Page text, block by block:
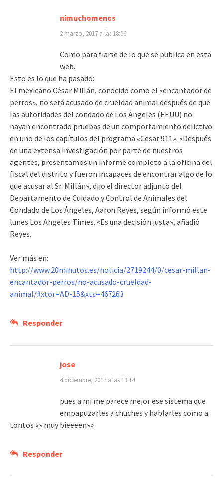
nimuchomenos
2 marzo, 2017 a las 18:06
Como para fiarse de lo que se publica en esta
web.
Esto es lo que ha pasado:
El mexicano César Millán, conocido como el «encantador de
perros», no será acusado de crueldad animal después de que
las autoridades del condado de Los Ángeles (EEUU) no
hayan encontrado pruebas de un comportamiento delictivo
en uno de los capítulos del programa «Cesar 911». «Después
de una extensa investigación por parte de nuestros
agentes, presentamos un informe completo a la oficina del
fiscal del distrito y fueron incapaces de encontrar algo de lo
que acusar al Sr. Millán», dijo el director adjunto del
Departamento de Cuidado y Control de Animales del
Condado de Los Ángeles, Aaron Reyes, según informó este
lunes Los Angeles Times. «Es una decisión justa», añadió
Reyes.
Ver más en:
http://www.20minutos.es/noticia/2719244/0/cesar-millan-
encantador-perros/no-acusado-crueldad-
animal/#xtor=AD-15&xts=467263
Responder
jose
4 diciembre, 2017 a las 19:14
pues a mi me parece mejor ese sistema que
empapuzarles a chuches y hablarles como a
tontos «» muy bieeeen»»
Responder